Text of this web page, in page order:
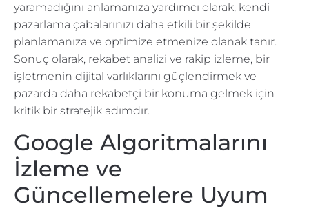
yaramadığını anlamanıza yardımcı olarak, kendi
pazarlama çabalarınızı daha etkili bir şekilde
planlamanıza ve optimize etmenize olanak tanır.
Sonuç olarak, rekabet analizi ve rakip izleme, bir
işletmenin dijital varlıklarını güçlendirmek ve
pazarda daha rekabetçi bir konuma gelmek için
kritik bir stratejik adımdır.
Google Algoritmalarını
İzleme ve
Güncellemelere Uyum